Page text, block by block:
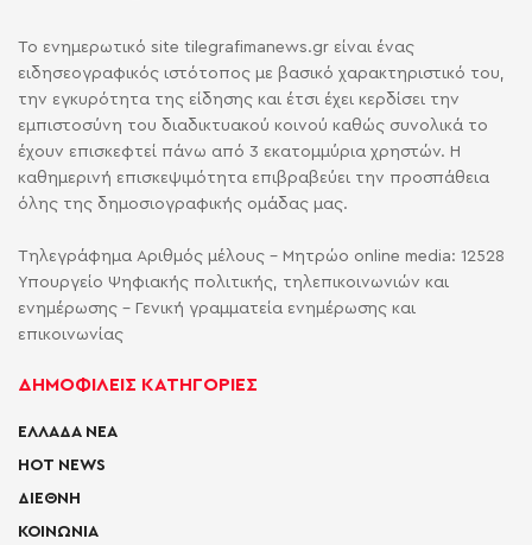
Το ενημερωτικό site tilegrafimanews.gr είναι ένας
ειδησεογραφικός ιστότοπος με βασικό χαρακτηριστικό του,
την εγκυρότητα της είδησης και έτσι έχει κερδίσει την
εμπιστοσύνη του διαδικτυακού κοινού καθώς συνολικά το
έχουν επισκεφτεί πάνω από 3 εκατομμύρια χρηστών. Η
καθημερινή επισκεψιμότητα επιβραβεύει την προσπάθεια
όλης της δημοσιογραφικής ομάδας μας.
Τηλεγράφημα Αριθμός μέλους - Μητρώο online media: 12528
Υπουργείο Ψηφιακής πολιτικής, τηλεπικοινωνιών και
ενημέρωσης - Γενική γραμματεία ενημέρωσης και
επικοινωνίας
ΔΗΜΟΦΙΛΕΙΣ ΚΑΤΗΓΟΡΙΕΣ
ΕΛΛΑΔΑ ΝΕΑ
HOT NEWS
ΔΙΕΘΝΗ
ΚΟΙΝΩΝΙΑ